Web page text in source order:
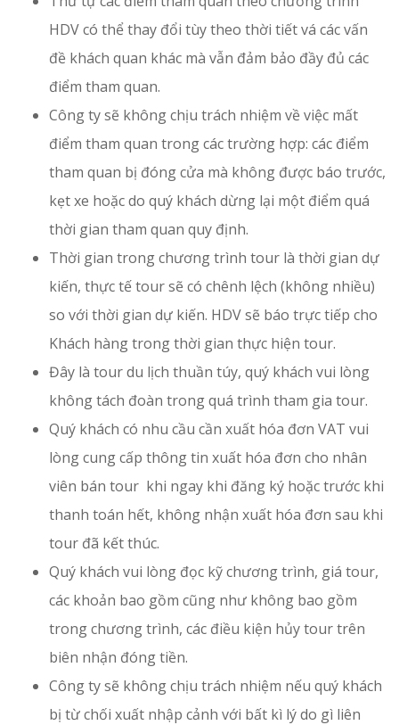
HDV có thể thay đổi tùy theo thời tiết vá các vấn
đề khách quan khác mà vẫn đảm bảo đầy đủ các
điểm tham quan.
Công ty sẽ không chịu trách nhiệm về việc mất
điểm tham quan trong các trường hợp: các điểm
tham quan bị đóng cửa mà không được báo trước,
kẹt xe hoặc do quý khách dừng lại một điểm quá
thời gian tham quan quy định.
Thời gian trong chương trình tour là thời gian dự
kiến, thực tế tour sẽ có chênh lệch (không nhiều)
so với thời gian dự kiến. HDV sẽ báo trực tiếp cho
Khách hàng trong thời gian thực hiện tour.
Đây là tour du lịch thuần túy, quý khách vui lòng
không tách đoàn trong quá trình tham gia tour.
Quý khách có nhu cầu cần xuất hóa đơn VAT vui
lòng cung cấp thông tin xuất hóa đơn cho nhân
viên bán tour khi ngay khi đăng ký hoặc trước khi
thanh toán hết, không nhận xuất hóa đơn sau khi
tour đã kết thúc.
Quý khách vui lòng đọc kỹ chương trình, giá tour,
các khoản bao gồm cũng như không bao gồm
trong chương trình, các điều kiện hủy tour trên
biên nhận đóng tiền.
Công ty sẽ không chịu trách nhiệm nếu quý khách
bị từ chối xuất nhập cảnh với bất kì lý do gì liên